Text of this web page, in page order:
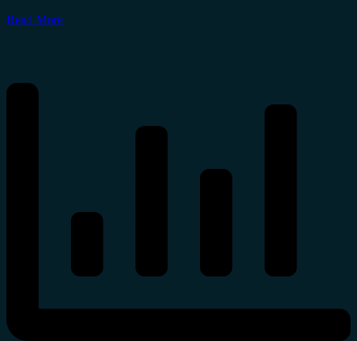
Read More